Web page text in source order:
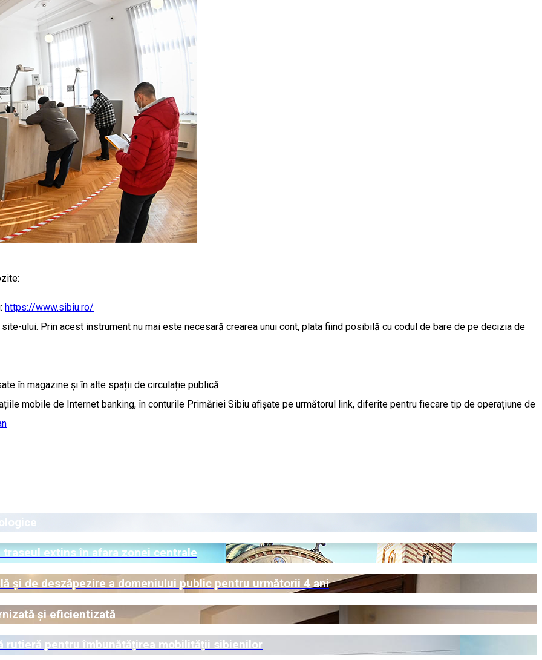
https://www.sibiu.ro/
ului. Prin acest instrument nu mai este necesară crearea unui cont, plata fiind posibilă cu codul de bare de pe decizia de
în magazine și în alte spații de circulație publică
mobile de Internet banking, în conturile Primăriei Sibiu afișate pe următorul link, diferite pentru fiecare tip de operațiune de
extins în afara zonei centrale
și de deszăpezire a domeniului public pentru următorii 4 ani
și eficientizată
rutieră pentru îmbunătățirea mobilității sibienilor